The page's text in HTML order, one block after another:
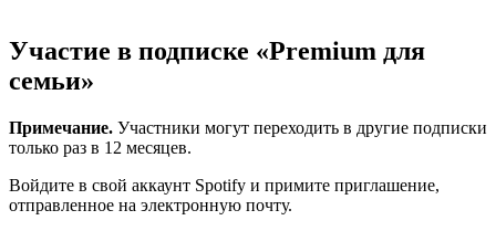
Участие в подписке «Premium для
семьи»
Примечание. Участники могут переходить в другие подписки
только раз в 12 месяцев.
Войдите в свой аккаунт Spotify и примите приглашение,
отправленное на электронную почту.